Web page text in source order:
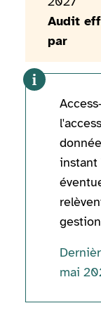
Audit
par
instant
mai